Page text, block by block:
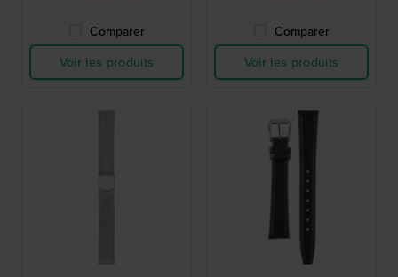
Comparer
Voir les produits
Comparer
Voir les produits